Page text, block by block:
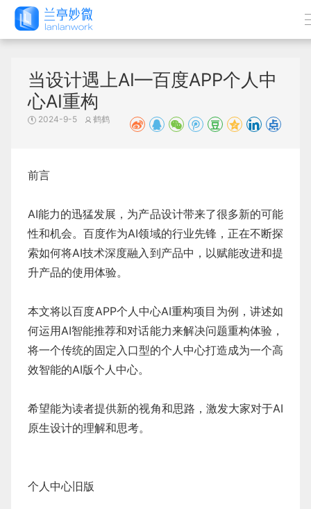
当设计遇上AI—百度APP个人中
心AI重构
2024-9-5 鹤鹤
前言
AI能力的迅猛发展，为产品设计带来了很多新的可能
性和机会。百度作为AI领域的行业先锋，正在不断探
索如何将AI技术深度融入到产品中，以赋能改进和提
升产品的使用体验。
本文将以百度APP个人中心AI重构项目为例，讲述如
何运用AI智能推荐和对话能力来解决问题重构体验，
将一个传统的固定入口型的个人中心打造成为一个高
效智能的AI版个人中心。
希望能为读者提供新的视角和思路，激发大家对于AI
原生设计的理解和思考。
个人中心旧版